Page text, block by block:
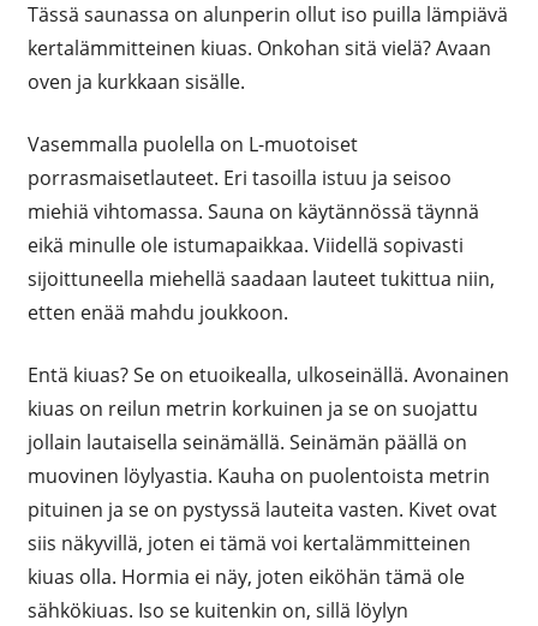
Tässä saunassa on alunperin ollut iso puilla lämpiävä
kertalämmitteinen kiuas. Onkohan sitä vielä? Avaan
oven ja kurkkaan sisälle.
Vasemmalla puolella on L-muotoiset
porrasmaisetlauteet. Eri tasoilla istuu ja seisoo
miehiä vihtomassa. Sauna on käytännössä täynnä
eikä minulle ole istumapaikkaa. Viidellä sopivasti
sijoittuneella miehellä saadaan lauteet tukittua niin,
etten enää mahdu joukkoon.
Entä kiuas? Se on etuoikealla, ulkoseinällä. Avonainen
kiuas on reilun metrin korkuinen ja se on suojattu
jollain lautaisella seinämällä. Seinämän päällä on
muovinen löylyastia. Kauha on puolentoista metrin
pituinen ja se on pystyssä lauteita vasten. Kivet ovat
siis näkyvillä, joten ei tämä voi kertalämmitteinen
kiuas olla. Hormia ei näy, joten eiköhän tämä ole
sähkökiuas. Iso se kuitenkin on, sillä löylyn